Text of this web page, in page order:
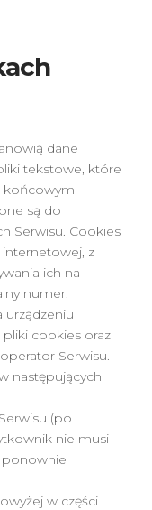
dane
tekstowe, które
końcowym
są do
Serwisu. Cookies
internetowej, z
ich na
numer.
urządzeniu
cookies oraz
Serwisu.
następujących
(po
nie musi
ponownie
w części